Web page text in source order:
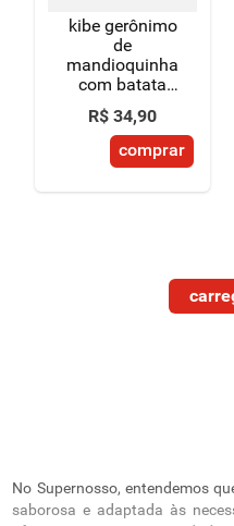
kibe gerônimo
de
mandioquinha
com batata
baroa,
amêndoas e
batata doce
400g
R$ 34,90
comprar
No Supernosso, entendemos
saborosa e adaptada às